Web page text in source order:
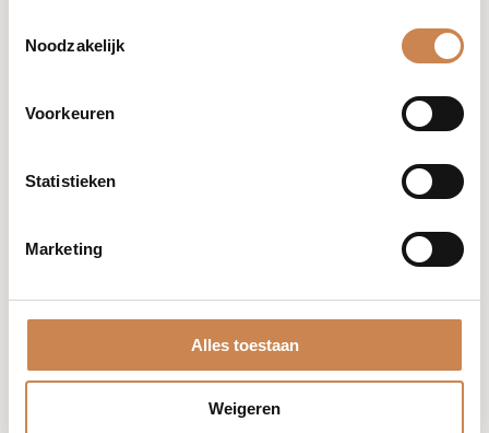
Noodzakelijk
Voorkeuren
Statistieken
Marketing
Alles toestaan
Weigeren
Intense Retinol Serum
Dimethicone, Caprylic/Capric
Chinensis (Jojoba) Seed Oil, Sodium
Acrylates Copolymer, Rosa
Rubignosa (Rosehip) Seed Oil,
Butylene Glycol, Hydrogenated